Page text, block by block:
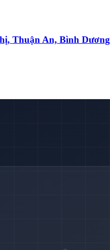
Thuận An, Bình Dương